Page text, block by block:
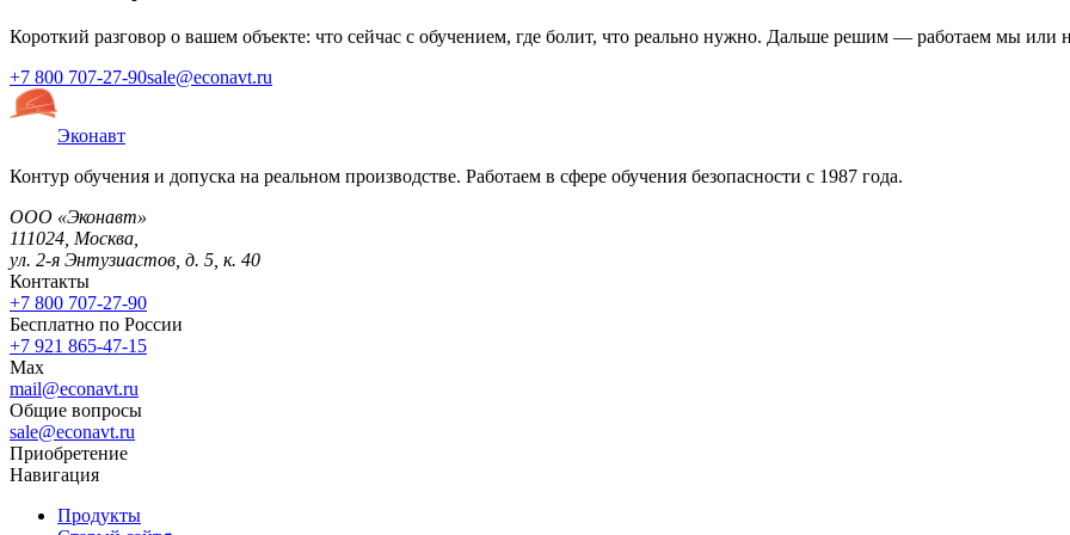
Короткий разговор о вашем объекте: что сейчас с обучением, где болит, что реально нужно. Дальше решим — работаем мы или
+7 800 707-27-90sale@econavt.ru
Эконавт
Контур обучения и допуска на реальном производстве. Работаем в сфере обучения безопасности с 1987 года.
ООО «Эконавт»
111024 Москва
ул. 2-я Энтузиастов, д. 5, к. 40
Контакты
+7 800 707-27-90
Бесплатно по России
+7 921 865-47-15
Max
mail@econavt.ru
Общие вопросы
sale@econavt.ru
Приобретение
Навигация
Продукты